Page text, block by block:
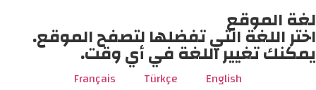
لغة الموقع
اختر اللغة التي تفضلها لتصفح الموقع.
يمكنك تغيير اللغة في أي وقت.
English
Türkçe
Français